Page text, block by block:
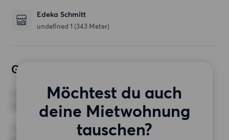
Edeka Schmitt
undefined 1 (343 Meter)
Gewünschte Wohnung
Möchtest du auch
deine Mietwohnung
tauschen?
3 Zimmer
MINDESTANZAHL AN QUADRATMETERN